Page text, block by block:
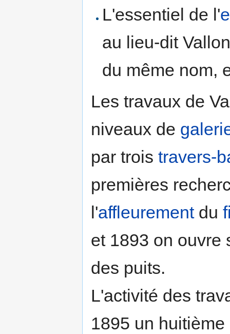
L'essentiel de l'
au lieu-dit
du même nom,
Les travaux de
niveaux de
par trois travers-
premières
l'affleurementdu
et 1893 on ouvre
des puits.
L'activité des
1895 un